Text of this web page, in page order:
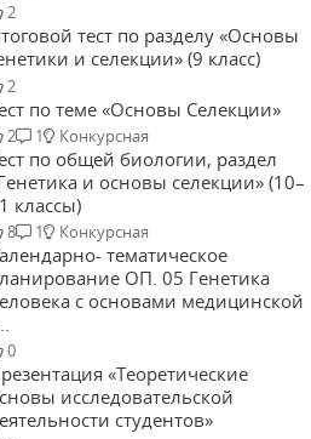
2
тест по разделу «Основы
и селекции» (9 класс)
2
по теме «Основы Селекции»
2 1 Конкурсная
по общей биологии, раздел
и основы селекции» (10–
классы)
8 1 Конкурсная
тематическое
ОП. 05 Генетика
с основами медицинской
0
«Теоретические
исследовательской
студентов»